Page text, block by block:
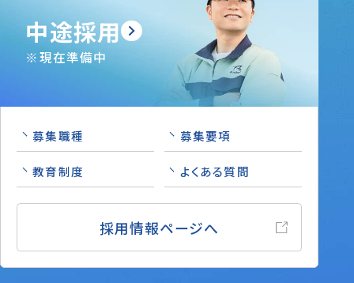
中途採用
※現在準備中
募集職種 募集要項
教育制度 よくある質問
採用情報ページへ